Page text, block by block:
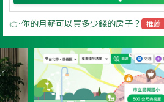
👉 你的月薪可以買多少錢的房子？ 推薦